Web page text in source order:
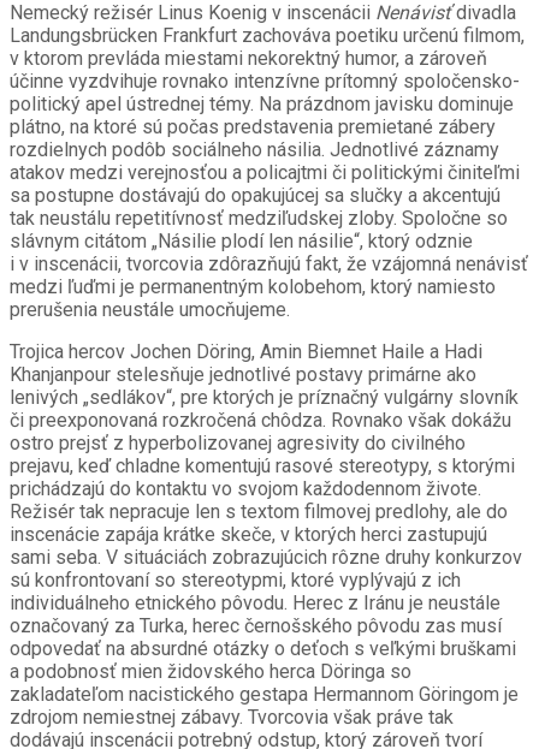
Nemecký režisér Linus Koenig v inscenácii Nenávisťdivadla
Landungsbrücken Frankfurt zachováva poetiku určenú filmom,
v ktorom prevláda miestami nekorektný humor, a zároveň
účinne vyzdvihuje rovnako intenzívne prítomný spoločensko-
politický apel ústrednej témy. Na prázdnom javisku dominuje
plátno, na ktoré sú počas predstavenia premietané zábery
rozdielnych podôb sociálneho násilia. Jednotlivé záznamy
atakov medzi verejnosťou a policajtmi či politickými činiteľmi
sa postupne dostávajú do opakujúcej sa slučky a akcentujú
tak neustálu repetitívnosť medziľudskej zloby. Spoločne so
slávnym citátom „Násilie plodí len násilie“, ktorý odznie
i v inscenácii, tvorcovia zdôrazňujú fakt, že vzájomná nenávisť
medzi ľuďmi je permanentným kolobehom, ktorý namiesto
prerušenia neustále umocňujeme.
Trojica hercov Jochen Döring, Amin Biemnet Haile a Hadi
Khanjanpour stelesňuje jednotlivé postavy primárne ako
lenivých „sedlákov“, pre ktorých je príznačný vulgárny slovník
či preexponovaná rozkročená chôdza. Rovnako však dokážu
ostro prejsť z hyperbolizovanej agresivity do civilného
prejavu, keď chladne komentujú rasové stereotypy, s ktorými
prichádzajú do kontaktu vo svojom každodennom živote.
Režisér tak nepracuje len s textom filmovej predlohy, ale do
inscenácie zapája krátke skeče, v ktorých herci zastupujú
sami seba. V situáciách zobrazujúcich rôzne druhy konkurzov
sú konfrontovaní so stereotypmi, ktoré vyplývajú z ich
individuálneho etnického pôvodu. Herec z Iránu je neustále
označovaný za Turka, herec černošského pôvodu zas musí
odpovedať na absurdné otázky o deťoch s veľkými bruškami
a podobnosť mien židovského herca Döringa so
zakladateľom nacistického gestapa Hermannom Göringom je
zdrojom nemiestnej zábavy. Tvorcovia však práve tak
dodávajú inscenácii potrebný odstup, ktorý zároveň tvorí